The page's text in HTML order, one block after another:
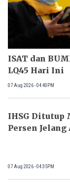
ISAT dan
LQ45 Hari Ini
07 Aug 2026 - 04:40PM
IHSG Ditutup
Persen
07 Aug 2026 - 04:35PM